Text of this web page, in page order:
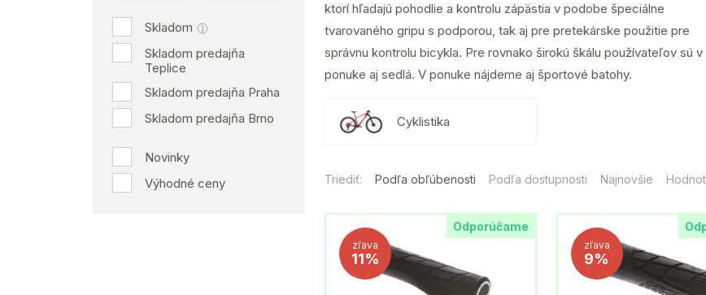
Skladom
Skladom predajňa
Teplice
Skladom predajňa Praha
Skladom predajňa Brno
Novinky
Výhodné ceny
ktorí hľadajú pohodlie a kontrolu zápästia v podobe špeciálne
tvarovaného gripu s podporou, tak aj pre pretekárske použitie pre
správnu kontrolu bicykla. Pre rovnako širokú škálu používateľov sú v
ponuke aj sedlá. V ponuke nájdeme aj športové batohy.
Cyklistika
Triediť: Podľa obľúbenosti Podľa dostupnosti Najnovšie
Odporúčame
zľava
11%
zľava
9%